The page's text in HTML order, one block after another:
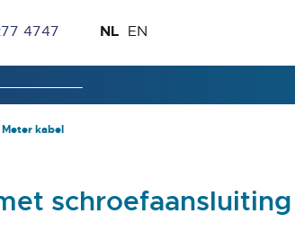
4747
de
inhoud
Taal
NL EN
kabel